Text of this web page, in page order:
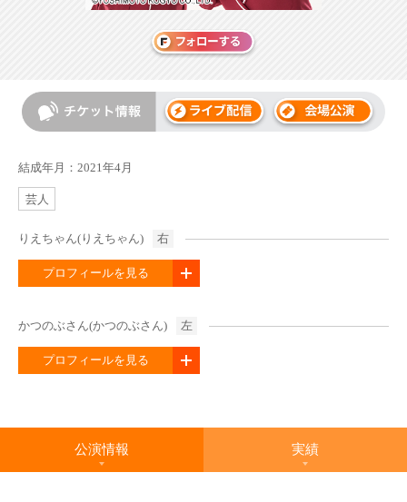
結成年月：2021年4月
芸人
りえちゃん(りえちゃん) 右
プロフィールを見る
かつのぶさん(かつのぶさん) 左
プロフィールを見る
公演情報 実績